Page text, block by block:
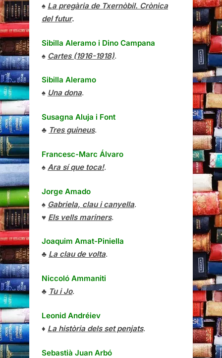
♠ La pregària de Txernòbil. Crònica
del futur.
Sibilla Aleramo i Dino Campana
♠ Cartes (1916-1918).
Sibilla Aleramo
♠ Una dona.
Susagna Aluja i Font
♣ Tres guineus.
Francesc-Marc Álvaro
♠ Ara sí que toca!.
Jorge Amado
♠ Gabriela, clau i canyella.
♥ Els vells mariners.
Joaquim Amat-Piniella
♣ La clau de volta.
Niccoló Ammaniti
♣ Tu i Jo.
Leonid Andréiev
♦ La història dels set penjats.
Sebastià Juan Arbó